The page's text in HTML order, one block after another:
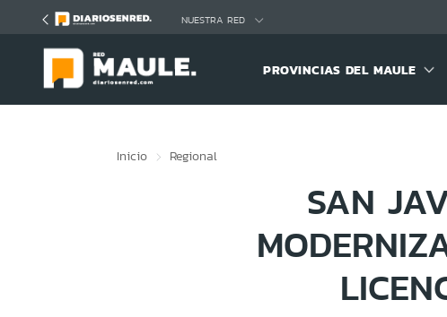
NUESTRA RED
PROVINCIAS DEL MAULE
Inicio Regional
SAN